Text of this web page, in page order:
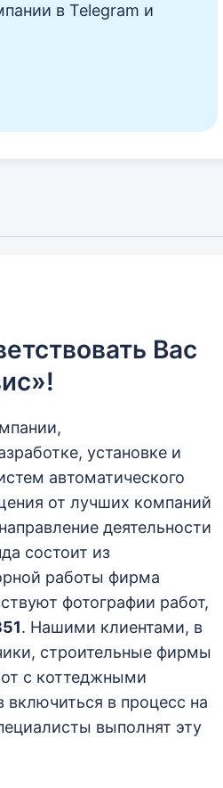
в Telegram и
Вас
установке и
автоматического
от лучших компаний
деятельности
состоит из
работы фирма
фотографии работ,
. Нашими клиентами, в
строительные фирмы
с коттеджными
в процесс на
выполнят эту